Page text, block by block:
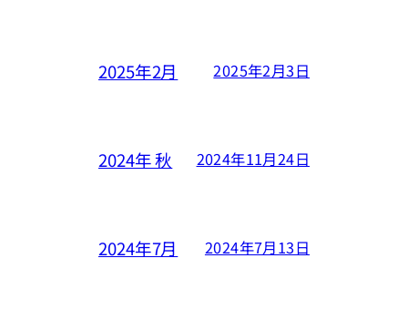
2025年2月 2025年2月3日
2024年 秋 2024年11月24日
2024年7月 2024年7月13日